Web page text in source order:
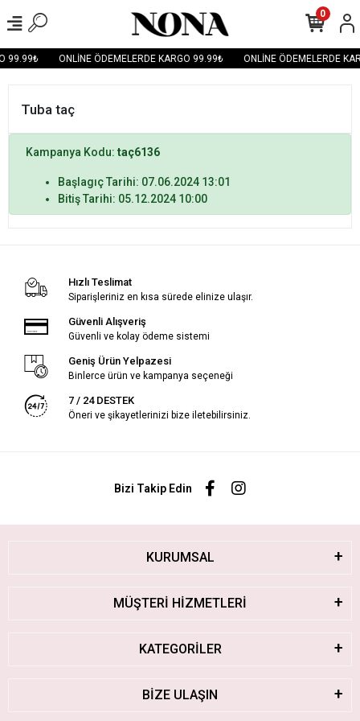
99.99₺ ONLİNE ÖDEMELERDE KARGO 99.99₺ ONLİNE ÖDEMELERDE
0
Tuba taç
Kampanya Kodu: taç6136
Başlagıç Tarihi: 07.06.2024 13:01
Bitiş Tarihi: 05.12.2024 10:00
Hızlı Teslimat
Siparişleriniz en kısa sürede elinize ulaşır.
Güvenli Alışveriş
Güvenli ve kolay ödeme sistemi
Geniş Ürün Yelpazesi
Binlerce ürün ve kampanya seçeneği
7 / 24 DESTEK
Öneri ve şikayetlerinizi bize iletebilirsiniz.
Bizi Takip Edin
KURUMSAL
MÜŞTERİ HİZMETLERİ
KATEGORİLER
BİZE ULAŞIN